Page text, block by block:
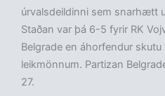
úrvalsdeildinni sem snarhætt
Staðan var þá 6-5 fyrir RK
Belgrade en áhorfendur
leikmönnum. Partizan
27.